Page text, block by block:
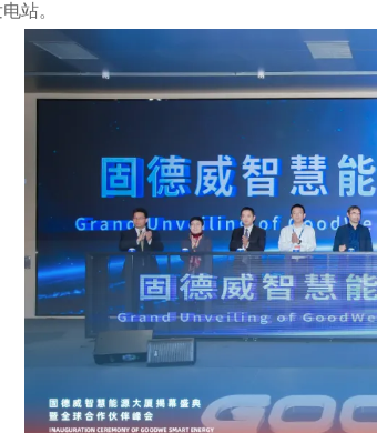
站。